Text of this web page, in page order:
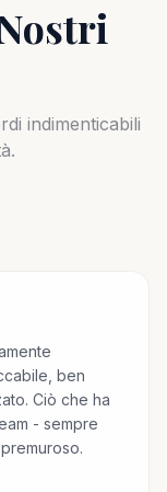
indimenticabili
ben
Ciò che ha
- sempre